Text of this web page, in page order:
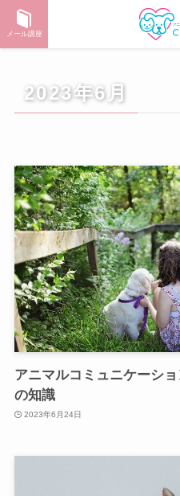
メール講座
2023年6月
アニマルコミュニケーシ
の知識
2023年6月24日